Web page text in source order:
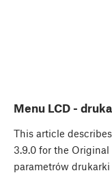
Menu LCD -
This article
3.9.0 for the
parametrów